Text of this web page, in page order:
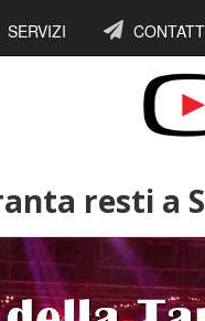
SERVIZI
resti a